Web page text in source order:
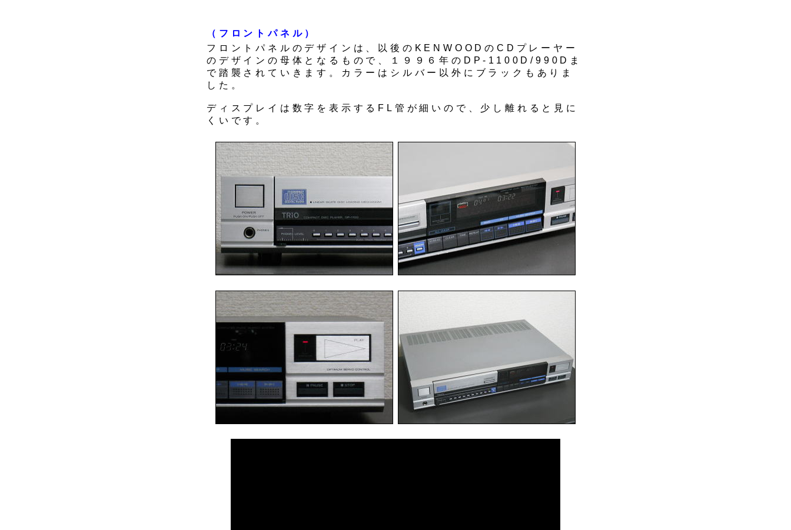
（フロントパネル）
フロントパネルのデザインは、以後のKENWOODのCDプレーヤー
のデザインの母体となるもので、１９９６年のDP-1100D/990Dま
で踏襲されていきます。カラーはシルバー以外にブラックもありま
した。
ディスプレイは数字を表示するFL管が細いので、少し離れると見に
くいです。